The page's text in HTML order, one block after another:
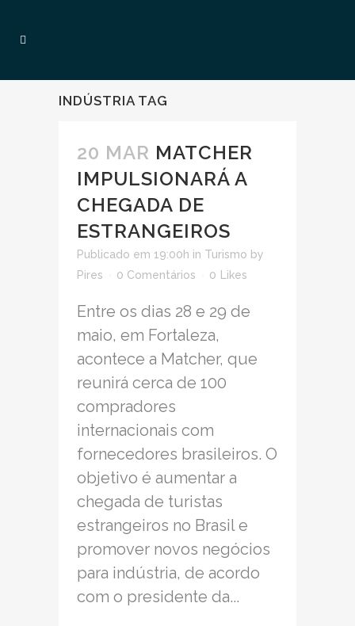
INDÚSTRIA TAG
20 MAR MATCHER
IMPULSIONARÁ A
CHEGADA DE
ESTRANGEIROS
Publicado em 19:00h in Turismo by
Pires
0 Comentários 0 Likes
Entre os dias 28 e 29 de
maio, em Fortaleza,
acontece a Matcher, que
reunirá cerca de 100
compradores
internacionais com
fornecedores brasileiros. O
objetivo é aumentar a
chegada de turistas
estrangeiros no Brasil e
promover novos negócios
para indústria, de acordo
com o presidente da...